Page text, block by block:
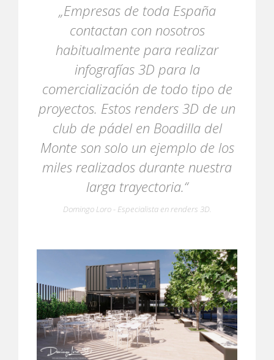
„Empresas de toda España
contactan con nosotros
habitualmente para realizar
infografías 3D para la
comercialización de todo tipo de
proyectos. Estos renders 3D de un
club de pádel en Boadilla del
Monte son solo un ejemplo de los
miles realizados durante nuestra
larga trayectoria.“
Domingo Loro - Especialista en renders 3D.